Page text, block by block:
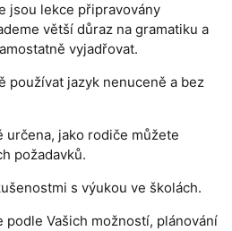
jsou lekce připravovány
větší důraz na gramatiku a
vyjadřovat.
používat jazyk nenuceně a bez
jako rodiče můžete
požadavků.
s výukou ve školách.
podle Vašich možností, plánování